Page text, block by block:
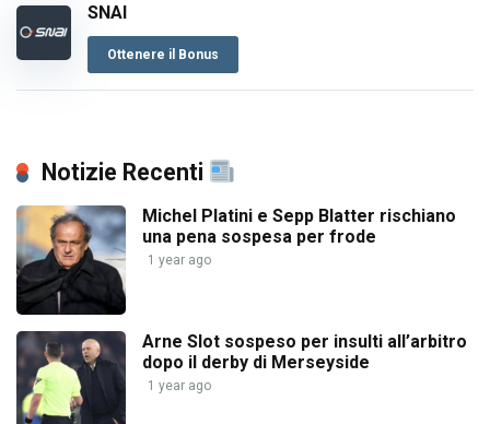
SNAI
Ottenere il Bonus
Notizie Recenti
Michel Platini e Sepp Blatter rischiano
una pena sospesa per frode
1 year ago
Arne Slot sospeso per insulti all’arbitro
dopo il derby di Merseyside
1 year ago